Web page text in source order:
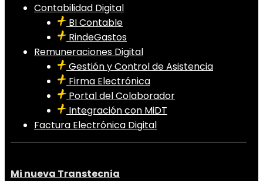
Contabilidad Digital
BI Contable
RindeGastos
Remuneraciones Digital
Gestión y Control de Asistencia
Firma Electrónica
Portal del Colaborador
Integración con MiDT
Factura Electrónica Digital
Mi nueva Transtecnia